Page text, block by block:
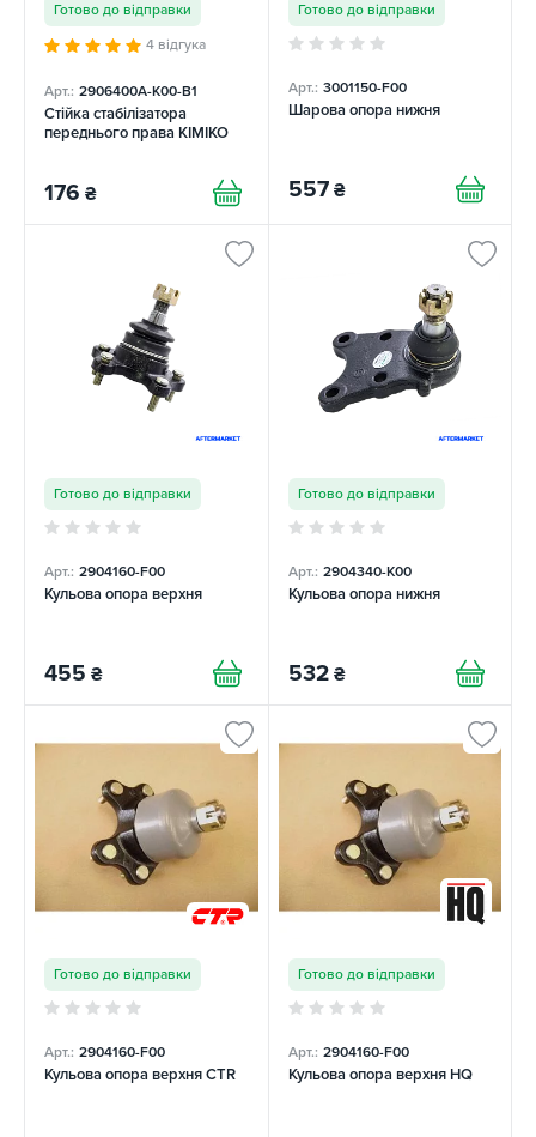
Готово до відправки
4 відгука
Арт.: 2906400A-K00-B1
Стійка стабілізатора
переднього права KIMIKO
176 ₴
Готово до відправки
Арт.: 3001150-F00
Шарова опора нижня
557 ₴
Готово до відправки
Арт.: 2904160-F00
Кульова опора верхня
455 ₴
Готово до відправки
Арт.: 2904340-К00
Кульова опора нижня
532 ₴
Готово до відправки
Арт.: 2904160-F00
Кульова опора верхня CTR
Готово до відправки
Арт.: 2904160-F00
Кульова опора верхня HQ